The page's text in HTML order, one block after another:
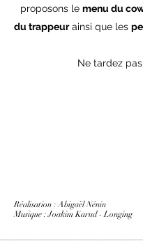
proposons le menu du
du trappeurainsi que les
Ne tardez
Réalisation : Abigaël Nénin
Musique : Joakim Karud - Longing